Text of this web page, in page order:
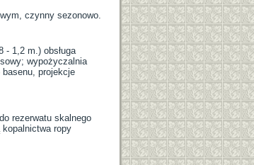
czynny sezonowo.
- 1,2 m.) obsługa
wypożyczalnia
projekcje
rezerwatu skalnego
ropy